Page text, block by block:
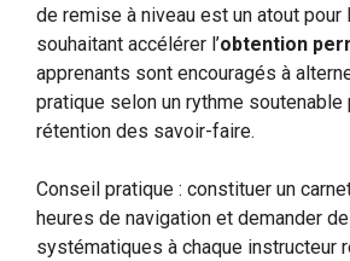
de remise à niveau est un atout pour
souhaitant accélérer l’obtention
apprenants sont encouragés à
pratique selon un rythme soutenable
rétention des savoir-faire.
Conseil pratique : constituer un
heures de navigation et demander
systématiques à chaque instructeur